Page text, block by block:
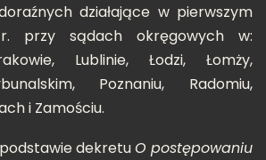
działające w pierwszym
r. przy sądach okręgowych w:
Lublinie, Łodzi, Łomży,
Poznaniu, Radomiu,
i Zamościu.
dekretuO postępowaniu